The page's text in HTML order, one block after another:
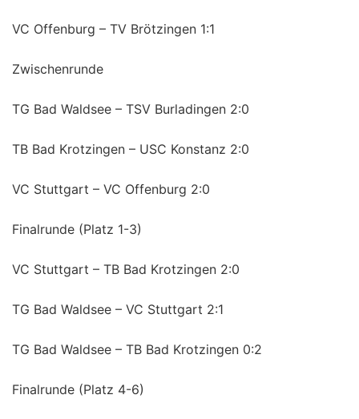
VC Offenburg – TV Brötzingen 1:1
Zwischenrunde
TG Bad Waldsee – TSV Burladingen 2:0
TB Bad Krotzingen – USC Konstanz 2:0
VC Stuttgart – VC Offenburg 2:0
Finalrunde (Platz 1-3)
VC Stuttgart – TB Bad Krotzingen 2:0
TG Bad Waldsee – VC Stuttgart 2:1
TG Bad Waldsee – TB Bad Krotzingen 0:2
Finalrunde (Platz 4-6)